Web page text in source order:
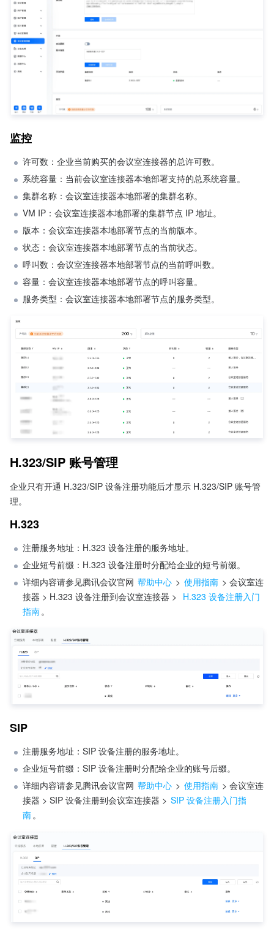
监控
许可数：企业当前购买的会议室连接器的总许可数。
系统容量：当前会议室连接器本地部署支持的总系统容量。
集群名称：会议室连接器本地部署的集群名称。
VM IP：会议室连接器本地部署的集群节点 IP 地址。
版本：会议室连接器本地部署节点的当前版本。
状态：会议室连接器本地部署节点的当前状态。
呼叫数：会议室连接器本地部署节点的当前呼叫数。
容量：会议室连接器本地部署节点的呼叫容量。
服务类型：会议室连接器本地部署节点的服务类型。
H.323/SIP 账号管理
企业只有开通 H.323/SIP 设备注册功能后才显示 H.323/SIP 账号管
理。
H.323
注册服务地址：H.323 设备注册的服务地址。
企业短号前缀：H.323 设备注册时分配给企业的短号前缀。
详细内容请参见腾讯会议官网 帮助中心 > 使用指南 > 会议室连
接器 > H.323 设备注册到会议室连接器 > H.323 设备注册入门
指南。
SIP
注册服务地址：SIP 设备注册的服务地址。
企业短号前缀：SIP 设备注册时分配给企业的账号后缀。
详细内容请参见腾讯会议官网 帮助中心 > 使用指南 > 会议室连
接器 > SIP 设备注册到会议室连接器 > SIP 设备注册入门指
南。